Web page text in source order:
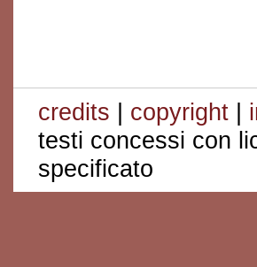
credits | copyright |
testi concessi con
specificato